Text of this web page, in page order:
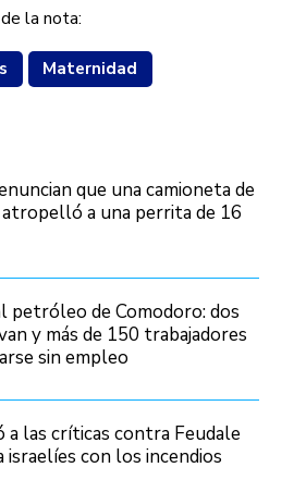
la nota:
Maternidad
que una camioneta de
atropelló a una perrita de 16
petróleo de Comodoro: dos
y más de 150 trabajadores
sin empleo
a las críticas contra Feudale
israelíes con los incendios